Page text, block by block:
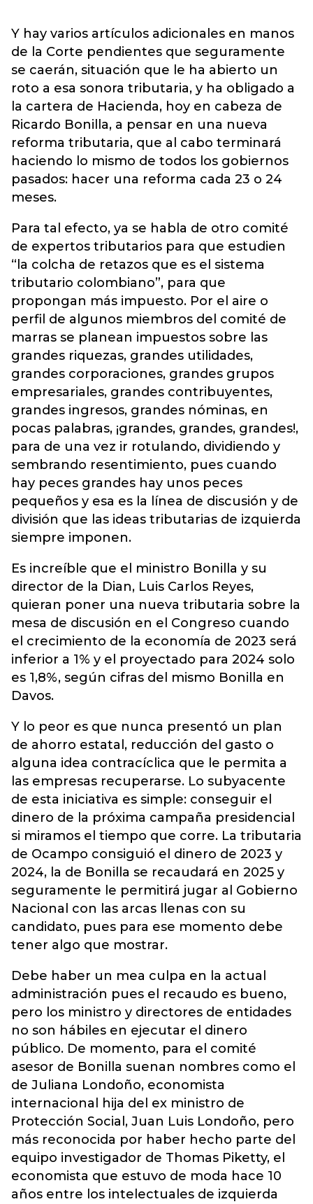
Y hay varios artículos adicionales en manos
de la Corte pendientes que seguramente
se caerán, situación que le ha abierto un
roto a esa sonora tributaria, y ha obligado a
la cartera de Hacienda, hoy en cabeza de
Ricardo Bonilla, a pensar en una nueva
reforma tributaria, que al cabo terminará
haciendo lo mismo de todos los gobiernos
pasados: hacer una reforma cada 23 o 24
meses.
Para tal efecto, ya se habla de otro comité
de expertos tributarios para que estudien
“la colcha de retazos que es el sistema
tributario colombiano”, para que
propongan más impuesto. Por el aire o
perfil de algunos miembros del comité de
marras se planean impuestos sobre las
grandes riquezas, grandes utilidades,
grandes corporaciones, grandes grupos
empresariales, grandes contribuyentes,
grandes ingresos, grandes nóminas, en
pocas palabras, ¡grandes, grandes, grandes!,
para de una vez ir rotulando, dividiendo y
sembrando resentimiento, pues cuando
hay peces grandes hay unos peces
pequeños y esa es la línea de discusión y de
división que las ideas tributarias de izquierda
siempre imponen.
Es increíble que el ministro Bonilla y su
director de la Dian, Luis Carlos Reyes,
quieran poner una nueva tributaria sobre la
mesa de discusión en el Congreso cuando
el crecimiento de la economía de 2023 será
inferior a 1% y el proyectado para 2024 solo
es 1,8%, según cifras del mismo Bonilla en
Davos.
Y lo peor es que nunca presentó un plan
de ahorro estatal, reducción del gasto o
alguna idea contracíclica que le permita a
las empresas recuperarse. Lo subyacente
de esta iniciativa es simple: conseguir el
dinero de la próxima campaña presidencial
si miramos el tiempo que corre. La tributaria
de Ocampo consiguió el dinero de 2023 y
2024, la de Bonilla se recaudará en 2025 y
seguramente le permitirá jugar al Gobierno
Nacional con las arcas llenas con su
candidato, pues para ese momento debe
tener algo que mostrar.
Debe haber un mea culpa en la actual
administración pues el recaudo es bueno,
pero los ministro y directores de entidades
no son hábiles en ejecutar el dinero
público. De momento, para el comité
asesor de Bonilla suenan nombres como el
de Juliana Londoño, economista
internacional hija del ex ministro de
Protección Social, Juan Luis Londoño, pero
más reconocida por haber hecho parte del
equipo investigador de Thomas Piketty, el
economista que estuvo de moda hace 10
años entre los intelectuales de izquierda